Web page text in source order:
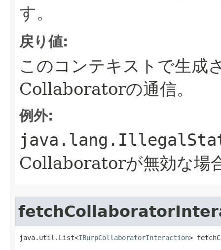
す。
戻り値:
このコンテキストで生成
Collaboratorの通信。
例外:
Collaboratorが無効な場
java.util.List<IBurpCollaboratorInteraction>